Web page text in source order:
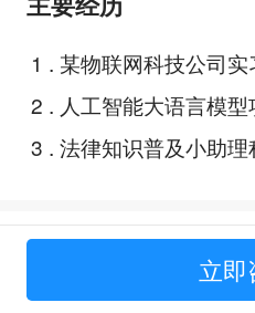
1 . 某物联网科技公司实
2 . 人工智能大语言模型
3 . 法律知识普及小助理
Offer展示 立即